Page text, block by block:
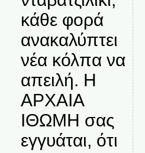
κάθε φορά
ανακαλύπτει
νέα κόλπα να
απειλή. Η
ΑΡΧΑΙΑ
ΙΘΩΜΗ σας
εγγυάται, ότι